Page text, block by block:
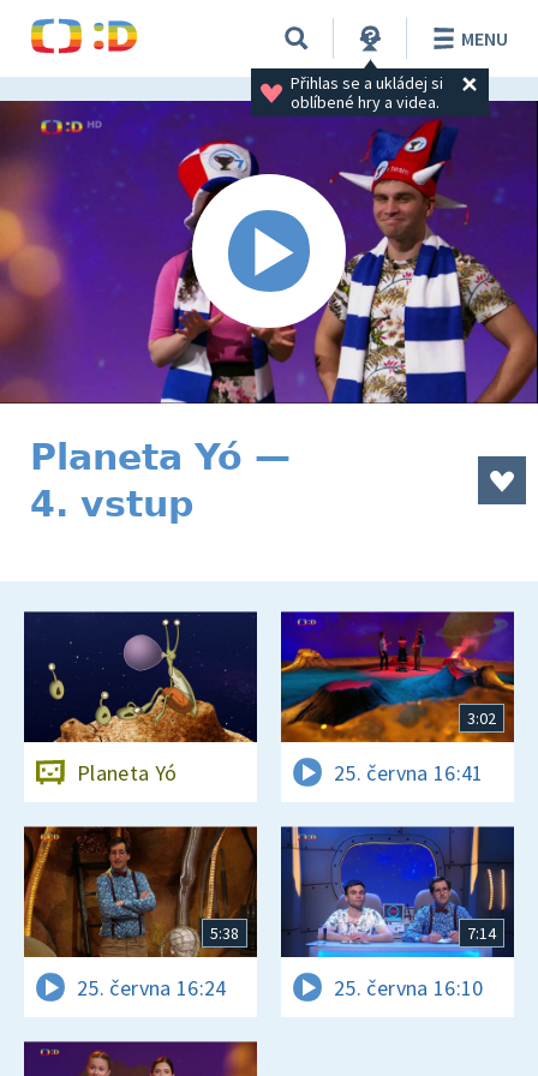
Přihlas se a ukládej si
oblíbené hry a videa.
MENU
Planeta Yó —
4. vstup
Planeta Yó
3:02
25. června 16:41
5:38
25. června 16:24
7:14
25. června 16:10